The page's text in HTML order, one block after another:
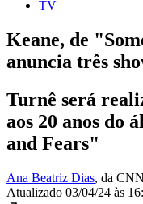
TV
Keane, de
anuncia três
Turnê será
aos 20 anos do
and Fears"
Ana Beatriz Dias, da CNN
Atualizado 03/04/24 às